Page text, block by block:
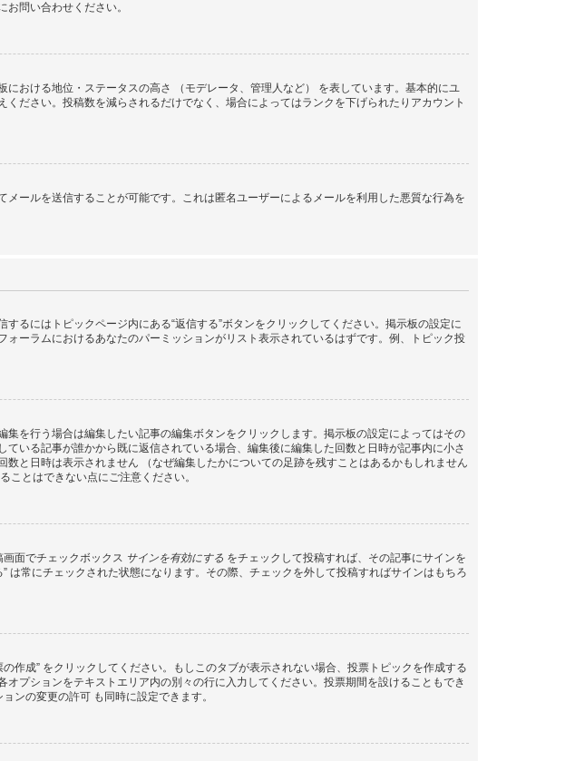
問い合わせください。
おける地位・ステータスの高さ （モデレータ、管理人など） を表しています。基本的にユ
ださい。投稿数を減らされるだけでなく、場合によってはランクを下げられたりアカウント
ールを送信することが可能です。これは匿名ユーザーによるメールを利用した悪質な行為を
るにはトピックページ内にある“返信する”ボタンをクリックしてください。掲示板の設定に
ーラムにおけるあなたのパーミッションがリスト表示されているはずです。例、トピック投
を行う場合は編集したい記事の編集ボタンをクリックします。掲示板の設定によってはその
いる記事が誰かから既に返信されている場合、編集後に編集した回数と日時が記事内に小さ
と日時は表示されません （なぜ編集したかについての足跡を残すことはあるかもしれません
とはできない点にご注意ください。
面でチェックボックス サインを有効にする をチェックして投稿すれば、その記事にサインを
は常にチェックされた状態になります。その際、チェックを外して投稿すればサインはもちろ
作成” をクリックしてください。もしこのタブが表示されない場合、投票トピックを作成する
プションをテキストエリア内の別々の行に入力してください。投票期間を設けることもでき
ンの変更の許可 も同時に設定できます。